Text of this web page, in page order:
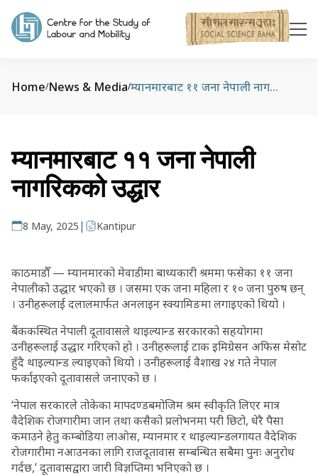
Home/News & Media/ म्यानमारबाट ११ जना नेपाली नागरिकको उद्धार
म्यानमारबाट ११ जना नेपाली
नागरिकको उद्धार
8 May, 2025 | Kantipur
काठमाडौँ — म्यानमारको मेवाडीमा बाध्यकारी श्रममा फसेका ११ जना
नेपालीको उद्धार भएको छ । जसमा एक जना महिला र १० जना पुरुष छन्
। उनीहरूलाई दलालमार्फत अनलाइन स्क्यामिङमा लगाइएको थियो ।
बैंककस्थित नेपाली दूतावासले थाइल्यान्ड सरकारको सहयोगमा
उनीहरूलाई उद्धार गरिएको हो । उनीहरूलाई टाक इमिग्रेसन अफिस मेसोट
हुँदै थाइल्यान्ड ल्याइएको थियो । उनीहरूलाई वैशाख २४ गते नेपाल
फर्काइएको दूतावासले जनाएको छ ।
‘नेपाल सरकारले तोकेका मापदण्डबमोजिम श्रम स्वीकृति लिएर मात्र
वैदेशिक रोजगारीमा जान तथा कसैको प्रलोभनमा परी छिटो, धेरै पैसा
कमाउने हेतु कम्बोडिया लाओस, म्यानमार र थाइल्यान्डलगायत वैदेशिक
रोजगारीमा नआउनका लागि राजदूतावास सम्बन्धित सबैमा पुनः अनुरोध
गर्दछ,’ दूतावासद्वारा जारी विज्ञप्तिमा भनिएको छ ।